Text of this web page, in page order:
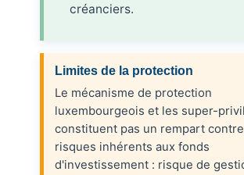
créanciers.
Limites de la protection
Le mécanisme de protection
luxembourgeois et les super-
constituent pas un rempart
risques inhérents aux fonds
d'investissement : risque de